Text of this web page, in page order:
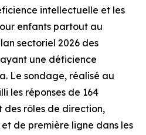
intellectuelle et les
enfants partout au
sectoriel 2026 des
une déficience
Le sondage, réalisé au
les réponses de 164
des rôles de direction,
de première ligne dans les